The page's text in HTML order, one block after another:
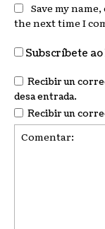
Save my
the next time I
Subscríbete
Recibir un
desa entrada.
Recibir un